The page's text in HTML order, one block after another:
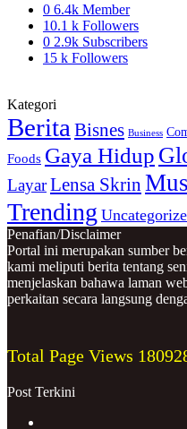
0 6.4k Member
10.1 k Followers
0 2.9k Subscribers
15 k Followers
Kategori
Berita Bisnes Business
Foods Gaya Hidup
LayarLensa Skrin
Trending
Penafian/Disclaimer
Portal ini merupakan sumber
kami meliputi berita tentang
menjelaskan bahawa laman
perkaitan secara langsung
Total Page Views
Post Terkini